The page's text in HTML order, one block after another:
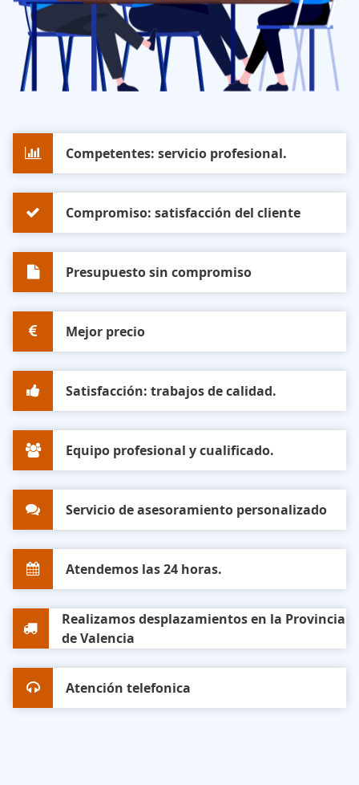
Competentes: servicio profesional.
Compromiso: satisfacción del cliente
Presupuesto sin compromiso
Mejor precio
Satisfacción: trabajos de calidad.
Equipo profesional y cualificado.
Servicio de asesoramiento personalizado
Atendemos las 24 horas.
Realizamos desplazamientos en la Provincia
de Valencia
Atención telefonica